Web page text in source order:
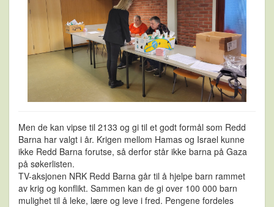
Men de kan vipse til 2133 og gi til et godt formål som Redd
Barna har valgt i år. Krigen mellom Hamas og Israel kunne
ikke Redd Barna forutse, så derfor står ikke barna på Gaza
på søkerlisten.
TV-aksjonen NRK Redd Barna går til å hjelpe barn rammet
av krig og konflikt. Sammen kan de gi over 100 000 barn
mulighet til å leke, lære og leve i fred. Pengene fordeles